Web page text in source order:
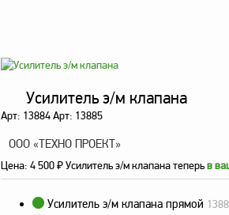
Зарядные станции
Погружные насосы к
Запасные части к ТРК
и ГРК
Электронное
Усилитель э/м клапана
Арт: 13884 Арт: 13885
ООО «ТЕХНО ПРОЕКТ»
Цена: 4 500₽Усилитель э/м клапана теперьв
Усилитель э/м клапана прямой